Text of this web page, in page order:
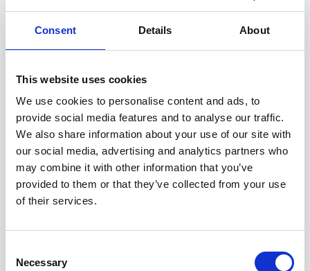
Consent Details About
This website uses cookies
We use cookies to personalise content and ads, to
provide social media features and to analyse our traffic.
We also share information about your use of our site with
our social media, advertising and analytics partners who
may combine it with other information that you’ve
provided to them or that they’ve collected from your use
of their services.
Selection
Necessary